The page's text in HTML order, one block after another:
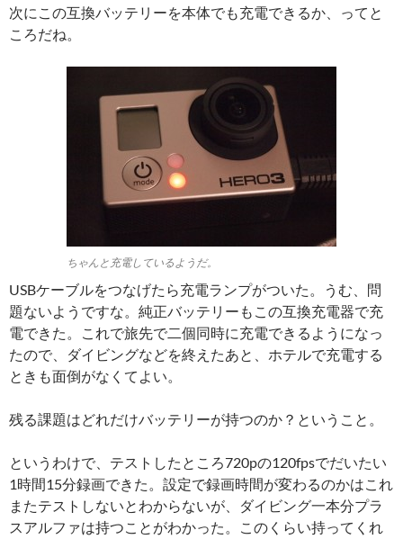
次にこの互換バッテリーを本体でも充電できるか、ってと
ころだね。
ちゃんと充電しているようだ。
USBケーブルをつなげたら充電ランプがついた。うむ、問
題ないようですな。純正バッテリーもこの互換充電器で充
電できた。これで旅先で二個同時に充電できるようになっ
たので、ダイビングなどを終えたあと、ホテルで充電する
ときも面倒がなくてよい。
残る課題はどれだけバッテリーが持つのか？ということ。
というわけで、テストしたところ720pの120fpsでだいたい
1時間15分録画できた。設定で録画時間が変わるのかはこれ
またテストしないとわからないが、ダイビング一本分プラ
スアルファは持つことがわかった。このくらい持ってくれ